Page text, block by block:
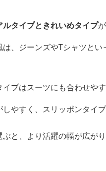
ルタイプときれいめタイプ
、ジーンズやTシャツと
プはスーツにも合わせや
やすく、スリッポンタイプ
と、より活躍の幅が広がり